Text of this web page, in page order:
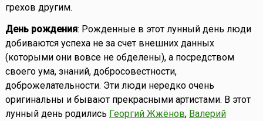
грехов другим.
День рождения: Рожденные в этот лунный день люди
добиваются успеха не за счет внешних данных
(которыми они вовсе не обделены), а посредством
своего ума, знаний, добросовестности,
доброжелательности. Эти люди нередко очень
оригинальны и бывают прекрасными артистами. В этот
лунный день родились Георгий Жжёнов, Валерий